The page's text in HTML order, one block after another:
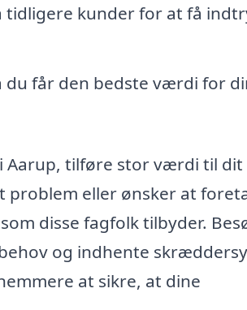
tidligere kunder for at få
får den bedste værdi for
Aarup, tilføre stor værdi til dit
problem eller ønsker at
disse fagfolk tilbyder.
og indhente
at sikre, at dine